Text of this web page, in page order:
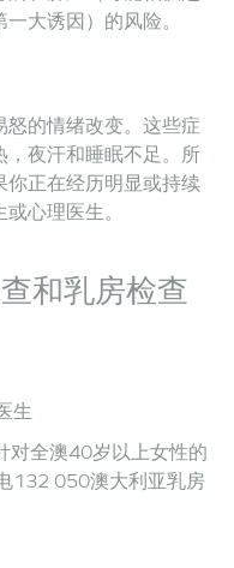
大诱因）的风险。
的情绪改变。这些症
，夜汗和睡眠不足。所
你正在经历明显或持续
心理医生。
和乳房检查
生
对全澳40岁以上女性的
132 050澳大利亚乳房